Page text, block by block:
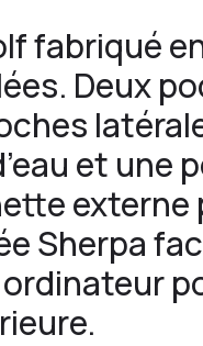
fabriqué
Deux
et une
Sherpa